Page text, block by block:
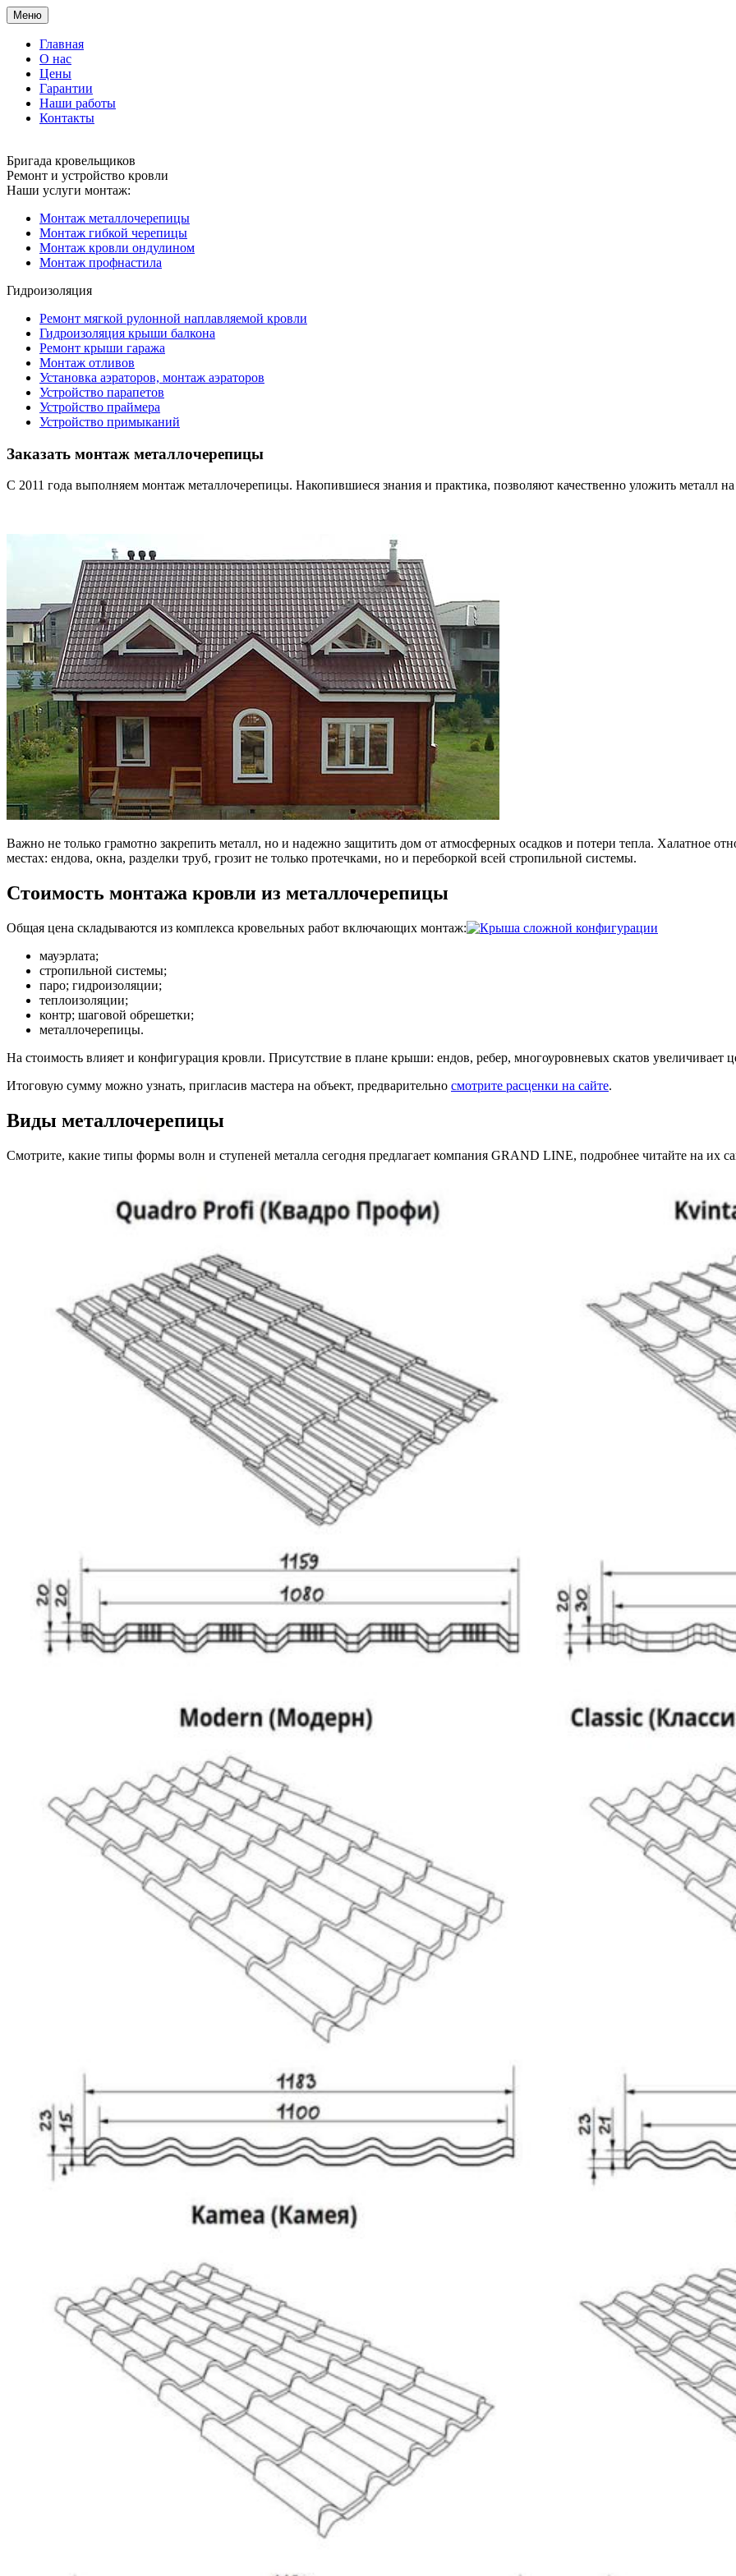
Меню
Главная
О нас
Цены
Гарантии
Наши работы
Контакты
Бригада кровельщиков
Ремонт и устройство кровли
Наши услуги монтаж:
Монтаж металлочерепицы
Монтаж гибкой черепицы
Монтаж кровли ондулином
Монтаж профнастила
Гидроизоляция
Ремонт мягкой рулонной наплавляемой кровли
Гидроизоляция крыши балкона
Ремонт крыши гаража
Монтаж отливов
Установка аэраторов, монтаж аэраторов
Устройство парапетов
Устройство праймера
Устройство примыканий
Заказать монтаж металлочерепицы
С 2011 года выполняем монтаж металлочерепицы. Накопившиеся знания и практика, позволяют качественно уложить металл
Важно не только грамотно закрепить металл, но и надежно защитить дом от атмосферных осадков и потери тепла. Халатное
местах: ендова, окна, разделки труб, грозит не только протечками, но и переборкой всей стропильной системы.
Стоимость монтажа кровли из металлочерепицы
Общая цена складываются из комплекса кровельных работ включающих монтаж:
мауэрлата;
стропильной системы;
паро; гидроизоляции;
теплоизоляции;
контр; шаговой обрешетки;
металлочерепицы.
На стоимость влияет и конфигурация кровли. Присутствие в плане крыши: ендов, ребер, многоуровневых скатов увеличивает
Итоговую сумму можно узнать, пригласив мастера на объект, предварительно смотрите расценки на сайте.
Виды металлочерепицы
Смотрите, какие типы формы волн и ступеней металла сегодня предлагает компания GRAND LINE, подробнее читайте на их